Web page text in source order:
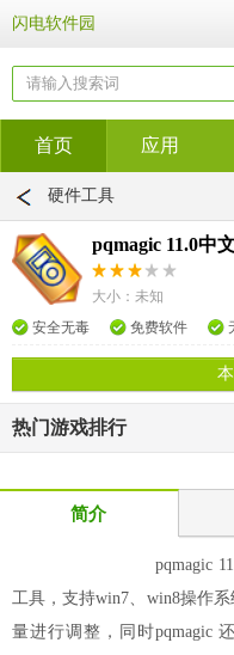
闪电软件园
首页 应用
硬件工具
pqmagic 11.0中
大小：未知
安全无毒
免费软件
热门游戏排行
简介
pqmagic 11.0中文版
工具，支持win7、win8操作
量进行调整，同时pqmagic